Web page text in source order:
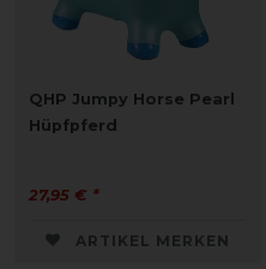
QHP Jumpy Horse Pearl
Hüpfpferd
27,95 € *
ARTIKEL MERKEN